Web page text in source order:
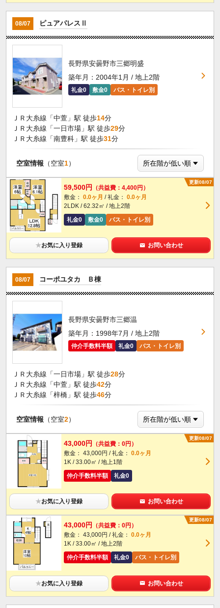
08/07 ピュアパレスⅡ
長野県安曇野市三郷明盛
築年月：2004年1月 / 地上2階
礼金0 敷金0 バス・トイレ別
ＪＲ大糸線「中萱」駅 徒歩14分
ＪＲ大糸線「一日市場」駅 徒歩29分
ＪＲ大糸線「南豊科」駅 徒歩31分
空室情報 （空室1）
更新08/07
59,500円
（共益費：4,400円）
敷金： 0.0ヶ月 / 礼金： 0.0ヶ月
2LDK / 62.32㎡ / 地上2階
礼金0
敷金0 バス・トイレ別
★お気に入り登録 お問い合わせ
08/07 コーポユタカ Ｂ棟
長野県安曇野市三郷温
築年月：1998年7月 / 地上2階
仲介手数料半額 礼金0 バス・トイレ別
ＪＲ大糸線「一日市場」駅 徒歩28分
ＪＲ大糸線「中萱」駅 徒歩42分
ＪＲ大糸線「梓橋」駅 徒歩46分
空室情報 （空室2）
更新08/07
43,000円
（共益費：0円）
敷金： 43,000円 / 礼金： 0.0ヶ月
1K / 33.00㎡ / 地上1階
仲介手数料半額
礼金0
★お気に入り登録 お問い合わせ
更新08/07
43,000円
（共益費：0円）
敷金： 43,000円 / 礼金： 0.0ヶ月
1K / 33.00㎡ / 地上2階
仲介手数料半額
礼金0 バス・トイレ別
★お気に入り登録 お問い合わせ